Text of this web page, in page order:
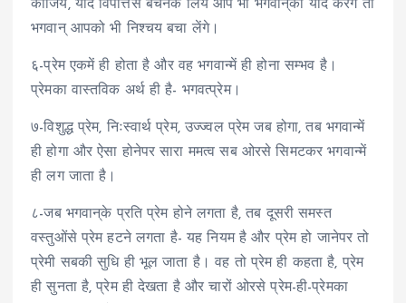
कीजिये, यदि विपत्तिसे बचनेके लिये आप भी भगवान्‌को याद करेंगे तो
भगवान् आपको भी निश्चय बचा लेंगे।
६-प्रेम एकमें ही होता है और वह भगवान्में ही होना सम्भव है।
प्रेमका वास्तविक अर्थ ही है- भगवत्प्रेम।
७-विशुद्ध प्रेम, निःस्वार्थ प्रेम, उज्ज्वल प्रेम जब होगा, तब भगवान्में
ही होगा और ऐसा होनेपर सारा ममत्व सब ओरसे सिमटकर भगवान्में
ही लग जाता है।
८-जब भगवान्‌के प्रति प्रेम होने लगता है, तब दूसरी समस्त
वस्तुओंसे प्रेम हटने लगता है- यह नियम है और प्रेम हो जानेपर तो
प्रेमी सबकी सुधि ही भूल जाता है। वह तो प्रेम ही कहता है, प्रेम
ही सुनता है, प्रेम ही देखता है और चारों ओरसे प्रेम-ही-प्रेमका